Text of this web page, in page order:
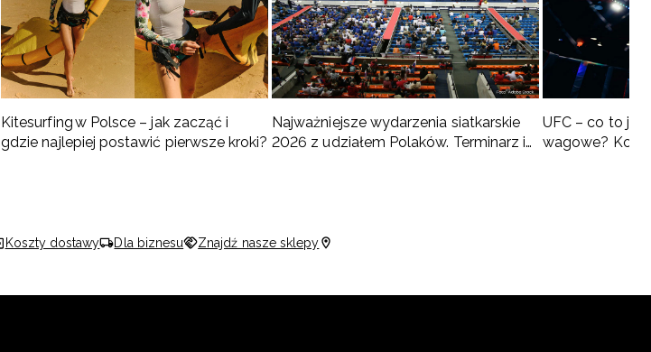
Kitesurfing w Polsce – jak zacząć i
gdzie najlepiej postawić pierwsze kroki?
Najważniejsze wydarzenia siatkarskie
2026 z udziałem Polaków. Terminarz i
UFC – co to
wagowe?
Koszty dostawy Dla biznesu Znajdź nasze sklepy